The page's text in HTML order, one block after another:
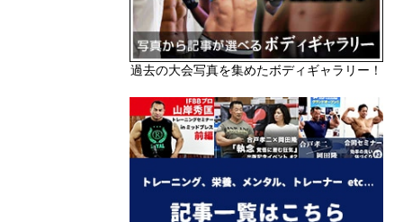
過去の大会写真を集めたボディギャラリー！